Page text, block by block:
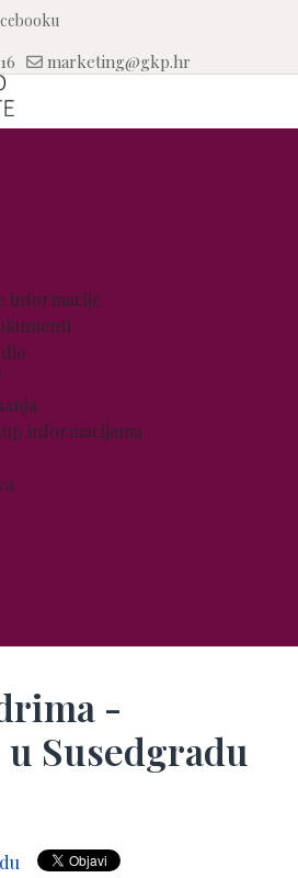
marketing@gkp.hr
informacije
informacijama
-
Susedgradu